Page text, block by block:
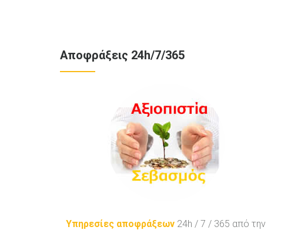
Αποφράξεις 24h/7/365
Υπηρεσίες αποφράξεων 24h / 7 / 365 από την